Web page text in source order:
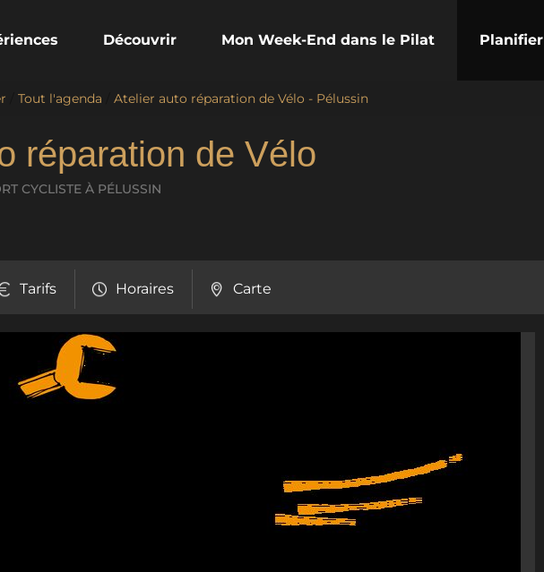
Découvrir Mon Week-End dans le Pilat Planifier
Tout l'agenda Atelier auto réparation de Vélo - Pélussin
réparation de Vélo
CYCLISTE À PÉLUSSIN
Tarifs Horaires Carte